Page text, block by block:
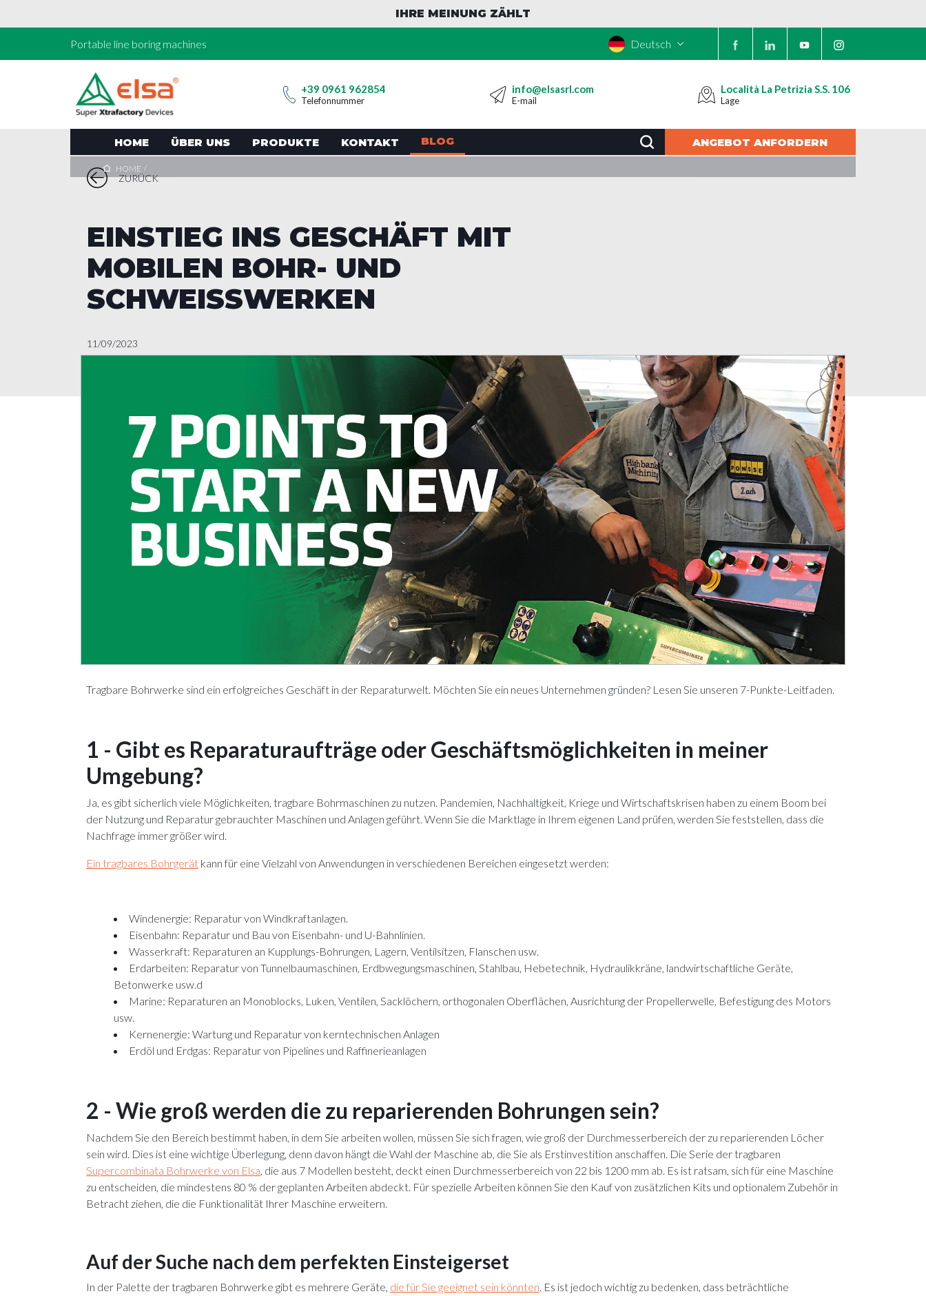
IHRE MEINUNG ZÄHLT
Portable line boring machines Deutsch
+39 0961 962854
Telefonnummer
info@elsasrl.com
E-mail
Località La Petrizia S.S. 106
Lage
HOME ÜBER UNS PRODUKTE KONTAKT BLOG ANGEBOT ANFORDERN
HOME /
ZURÜCK
EINSTIEG INS GESCHÄFT MIT
MOBILEN BOHR- UND
SCHWEISSWERKEN
11/09/2023
Tragbare Bohrwerke sind ein erfolgreiches Geschäft in der Reparaturwelt. Möchten Sie ein neues Unternehmen gründen? Lesen Sie unseren 7-Punkte-Leitfaden.
1 - Gibt es Reparaturaufträge oder Geschäftsmöglichkeiten in meiner
Umgebung?
Ja, es gibt sicherlich viele Möglichkeiten, tragbare Bohrmaschinen zu nutzen. Pandemien, Nachhaltigkeit, Kriege und Wirtschaftskrisen haben zu einem Boom bei
der Nutzung und Reparatur gebrauchter Maschinen und Anlagen geführt. Wenn Sie die Marktlage in Ihrem eigenen Land prüfen, werden Sie feststellen, dass die
Nachfrage immer größer wird.
Ein tragbares Bohrgerät kann für eine Vielzahl von Anwendungen in verschiedenen Bereichen eingesetzt werden:
Windenergie: Reparatur von Windkraftanlagen.
Eisenbahn: Reparatur und Bau von Eisenbahn- und U-Bahnlinien.
Wasserkraft: Reparaturen an Kupplungs-Bohrungen, Lagern, Ventilsitzen, Flanschen usw.
Erdarbeiten: Reparatur von Tunnelbaumaschinen, Erdbwegungsmaschinen, Stahlbau, Hebetechnik, Hydraulikkräne, landwirtschaftliche Geräte,
Betonwerke usw.d
Marine: Reparaturen an Monoblocks, Luken, Ventilen, Sacklöchern, orthogonalen Oberflächen, Ausrichtung der Propellerwelle, Befestigung des Motors
usw.
Kernenergie: Wartung und Reparatur von kerntechnischen Anlagen
Erdöl und Erdgas: Reparatur von Pipelines und Raffinerieanlagen
2 - Wie groß werden die zu reparierenden Bohrungen sein?
Nachdem Sie den Bereich bestimmt haben, in dem Sie arbeiten wollen, müssen Sie sich fragen, wie groß der Durchmesserbereich der zu reparierenden Löcher
sein wird. Dies ist eine wichtige Überlegung, denn davon hängt die Wahl der Maschine ab, die Sie als Erstinvestition anschaffen. Die Serie der tragbaren
Supercombinata Bohrwerke von Elsa, die aus 7 Modellen besteht, deckt einen Durchmesserbereich von 22 bis 1200 mm ab. Es ist ratsam, sich für eine Maschine
zu entscheiden, die mindestens 80 % der geplanten Arbeiten abdeckt. Für spezielle Arbeiten können Sie den Kauf von zusätzlichen Kits und optionalem Zubehör in
Betracht ziehen, die die Funktionalität Ihrer Maschine erweitern.
Auf der Suche nach dem perfekten Einsteigerset
In der Palette der tragbaren Bohrwerke gibt es mehrere Geräte, die für Sie geeignet sein könnten. Es ist jedoch wichtig zu bedenken, dass beträchtliche